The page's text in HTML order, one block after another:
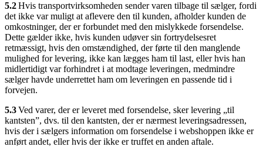
5.2Hvis transportvirksomheden sender varen tilbage til sælger, fordi
det ikke var muligt at aflevere den til kunden, afholder kunden de
omkostninger, der er forbundet med den mislykkede forsendelse.
Dette gælder ikke, hvis kunden udøver sin fortrydelsesret
retmæssigt, hvis den omstændighed, der førte til den manglende
mulighed for levering, ikke kan lægges ham til last, eller hvis han
midlertidigt var forhindret i at modtage leveringen, medmindre
sælger havde underrettet ham om leveringen en passende tid i
forvejen.
5.3Ved varer, der er leveret med forsendelse, sker levering „til
kantsten”, dvs. til den kantsten, der er nærmest leveringsadressen,
hvis der i sælgers information om forsendelse i webshoppen ikke er
anført andet, eller hvis der ikke er truffet en anden aftale.